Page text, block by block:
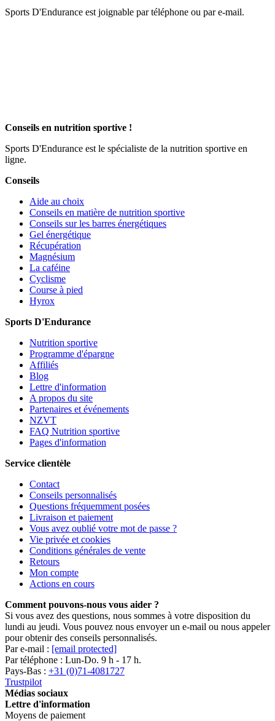
Sports D'Endurance est joignable par téléphone ou par e-mail.
Conseils en nutrition sportive !
Sports D'Endurance est le spécialiste de la nutrition sportive en
ligne.
Conseils
Aide au choix
Conseils en matière de nutrition sportive
Conseils sur les barres énergétiques
Gel énergétique
Récupération
Magnésium
La caféine
Cyclisme
Course à pied
Hyrox
Sports D'Endurance
Nutrition sportive
Programme d'épargne
Affiliés
Blog
Lettre d'information
A propos du site
Partenaires et événements
NZVT
FAQ Nutrition sportive
Pages d'information
Service clientèle
Contact
Conseils personnalisés
Questions fréquemment posées
Livraison et paiement
Vous avez oublié votre mot de passe ?
Vie privée et cookies
Conditions générales de vente
Retours
Mon compte
Actions en cours
Comment pouvons-nous vous aider ?
Si vous avez des questions, nous sommes à votre disposition du
lundi au jeudi. Vous pouvez nous envoyer un e-mail ou nous appeler
pour obtenir des conseils personnalisés.
Par e-mail : [email protected]
Par téléphone : Lun-Do. 9 h - 17 h.
Pays-Bas : +31 (0)71-4081727
Trustpilot
Médias sociaux
Lettre d'information
Moyens de paiement